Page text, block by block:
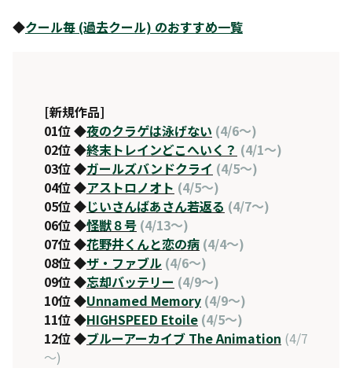
◆クール毎 (過去クール) のおすすめ一覧
[新規作品]
01位 ◆夜のクラゲは泳げない (4/6～)
02位 ◆終末トレインどこへいく？ (4/1～)
03位 ◆ガールズバンドクライ (4/5～)
04位 ◆アストロノオト (4/5～)
05位 ◆じいさんばあさん若返る (4/7～)
06位 ◆怪獣８号 (4/13～)
07位 ◆花野井くんと恋の病 (4/4～)
08位 ◆ザ・ファブル (4/6～)
09位 ◆忘却バッテリー (4/9～)
10位 ◆Unnamed Memory (4/9～)
11位 ◆HIGHSPEED Etoile (4/5～)
12位 ◆ブルーアーカイブ The Animation (4/7
～)